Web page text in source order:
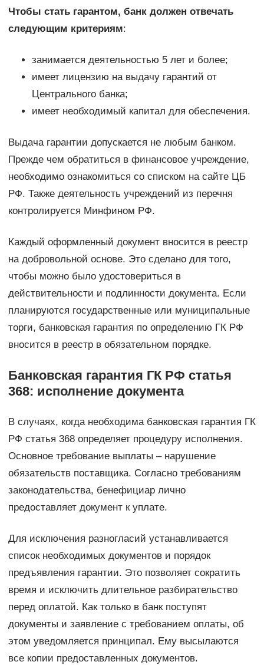
Чтобы стать гарантом, банк должен отвечать
следующим критериям:
занимается деятельностью 5 лет и более;
имеет лицензию на выдачу гарантий от
Центрального банка;
имеет необходимый капитал для обеспечения.
Выдача гарантии допускается не любым банком.
Прежде чем обратиться в финансовое учреждение,
необходимо ознакомиться со списком на сайте ЦБ
РФ. Также деятельность учреждений из перечня
контролируется Минфином РФ.
Каждый оформленный документ вносится в реестр
на добровольной основе. Это сделано для того,
чтобы можно было удостовериться в
действительности и подлинности документа. Если
планируются государственные или муниципальные
торги, банковская гарантия по определению ГК РФ
вносится в реестр в обязательном порядке.
Банковская гарантия ГК РФ статья
368: исполнение документа
В случаях, когда необходима банковская гарантия ГК
РФ статья 368 определяет процедуру исполнения.
Основное требование выплаты – нарушение
обязательств поставщика. Согласно требованиям
законодательства, бенефициар лично
предоставляет документ к уплате.
Для исключения разногласий устанавливается
список необходимых документов и порядок
предъявления гарантии. Это позволяет сократить
время и исключить длительное разбирательство
перед оплатой. Как только в банк поступят
документы и заявление с требованием оплаты, об
этом уведомляется принципал. Ему высылаются
все копии предоставленных документов.